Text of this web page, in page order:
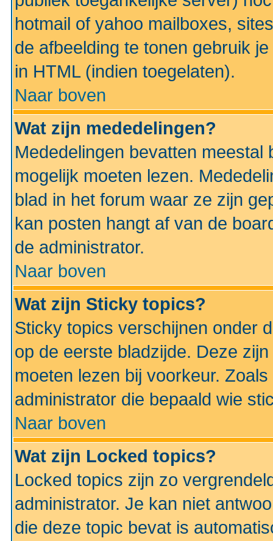
hotmail of yahoo mailboxes,
de afbeelding te tonen gebruik
in HTML (indien toegelaten).
Naar boven
Wat zijn mededelingen?
Mededelingen bevatten
mogelijk moeten lezen.
blad in het forum waar ze zijn
kan posten hangt af van de
de administrator.
Naar boven
Wat zijn Sticky topics?
Sticky topics verschijnen onder
op de eerste bladzijde. Deze
moeten lezen bij voorkeur.
administrator die bepaald wie
Naar boven
Wat zijn Locked topics?
Locked topics zijn zo
administrator. Je kan niet
die deze topic bevat is